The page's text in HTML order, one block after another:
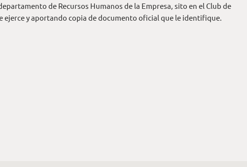
de Recursos Humanos de la Empresa, sito en el Club de
ejerce y aportando copia de documento oficial que le identifique.